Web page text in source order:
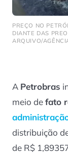
PREÇO NO
DIANTE DAS
ARQUIVO/
A Petrobras
meio defato
distribuição
de R$